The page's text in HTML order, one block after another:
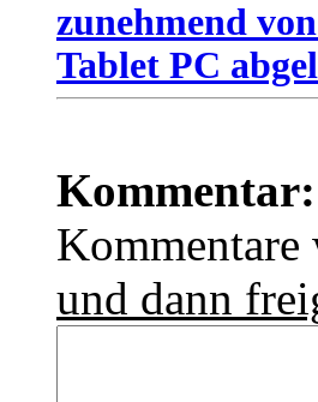
zunehmend
Tablet PC
Kommentar:
und dann